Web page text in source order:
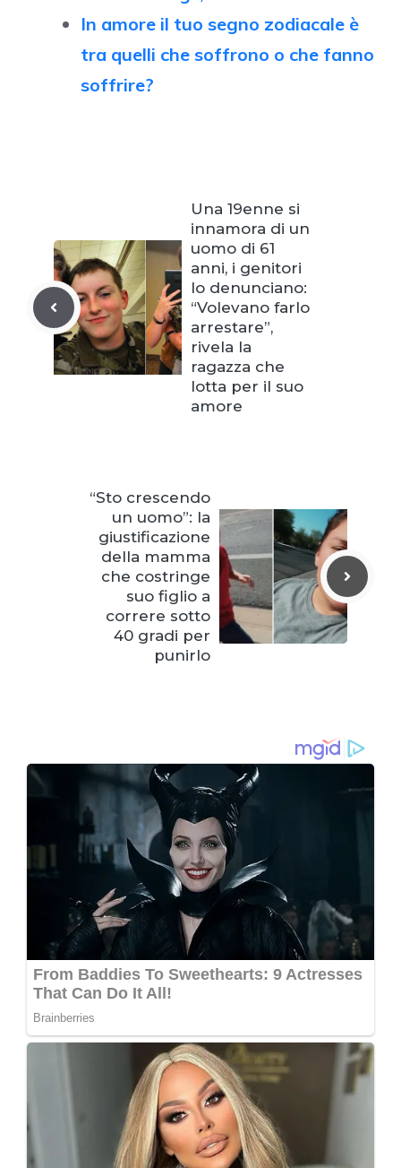
In amore il tuo segno zodiacale è
tra quelli che soffrono o che fanno
soffrire?
Una 19enne si
innamora di un
uomo di 61
anni, i genitori
lo denunciano:
“Volevano farlo
arrestare”,
rivela la
ragazza che
lotta per il suo
amore
“Sto crescendo
un uomo”: la
giustificazione
della mamma
che costringe
suo figlio a
correre sotto
40 gradi per
punirlo